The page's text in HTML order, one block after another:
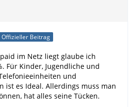
Offizieller Beitrag
im Netz liegt glaube ich
Für Kinder, Jugendliche und
und
ist es Ideal. Allerdings muss man
hat alles seine Tücken.